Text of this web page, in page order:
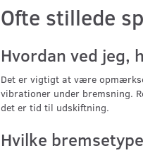
Ofte stillede
Hvordan ved jeg,
Det er vigtigt at være
vibrationer under bremsning.
det er tid til udskiftning.
Hvilke